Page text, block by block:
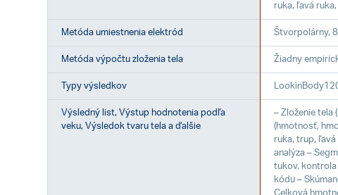
ruka, ľavá
Metóda umiestnenia elektród Štvorpolárny,
Metóda výpočtu zloženia tela Žiadny
Typy výsledkov
Výsledný list, Výstup hodnotenia podľa
veku, Výsledok tvaru tela a ďalšie
– Zloženie tela
(hmotnosť,
ruka, trup, ľavá
analýza –
tukov, kontrola
kódu –
Celková